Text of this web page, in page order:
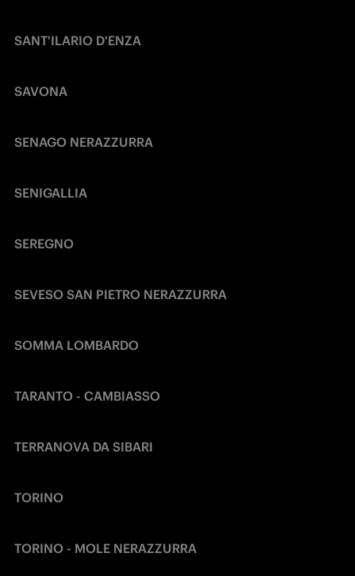
SANT'ILARIO D'ENZA
SAVONA
SENAGO NERAZZURRA
SENIGALLIA
SEREGNO
SEVESO SAN PIETRO NERAZZURRA
SOMMA LOMBARDO
TARANTO - CAMBIASSO
TERRANOVA DA SIBARI
TORINO
TORINO - MOLE NERAZZURRA